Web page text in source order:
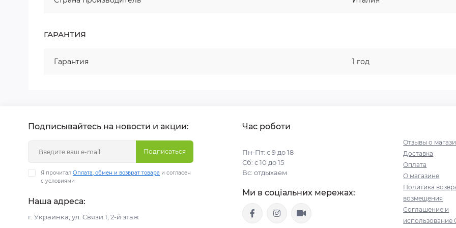
ГАРАНТИЯ
Гарантия 1 год
Подписывайтесь на новости и акции:
Подписаться
Я прочитал Оплата, обмен и возврат товара и согласен
с условиями
Наша адреса:
г. Украинка, ул. Связи 1, 2-й этаж
Час роботи
Пн-Пт: с 9 до 18
Сб: с 10 до 15
Вс: отдыхаем
Ми в соціальних мережах:
Отзывы о
Доставка
Оплата
О магазине
Политика
возмещения
Соглашение и
использование